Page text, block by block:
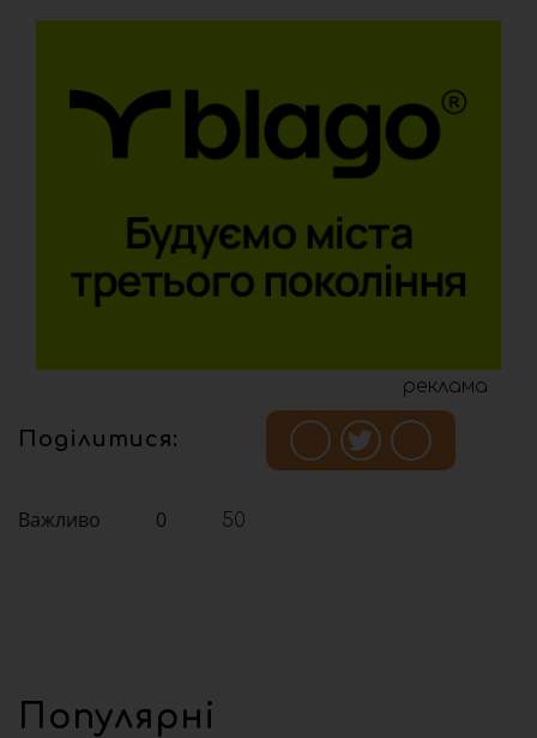
реклама
Поділитися:
Важливо 0 50
Популярні